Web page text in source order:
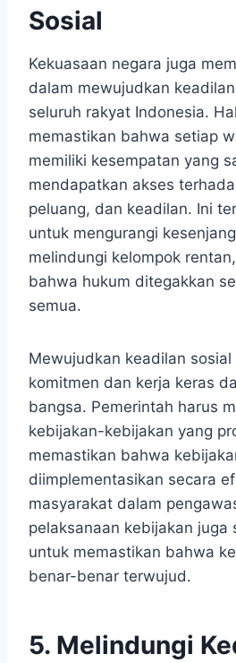
Sosial
Kekuasaan negara juga
dalam mewujudkan
seluruh rakyat Indonesia.
memastikan bahwa setiap
memiliki kesempatan yang
mendapatkan akses
peluang, dan keadilan. Ini
untuk mengurangi
melindungi kelompok
bahwa hukum ditegakkan
semua.
Mewujudkan keadilan
komitmen dan kerja keras
bangsa. Pemerintah harus
kebijakan-kebijakan yang
memastikan bahwa
diimplementasikan secara
masyarakat dalam
pelaksanaan kebijakan juga
untuk memastikan bahwa
benar-benar terwujud.
5. Melindungi